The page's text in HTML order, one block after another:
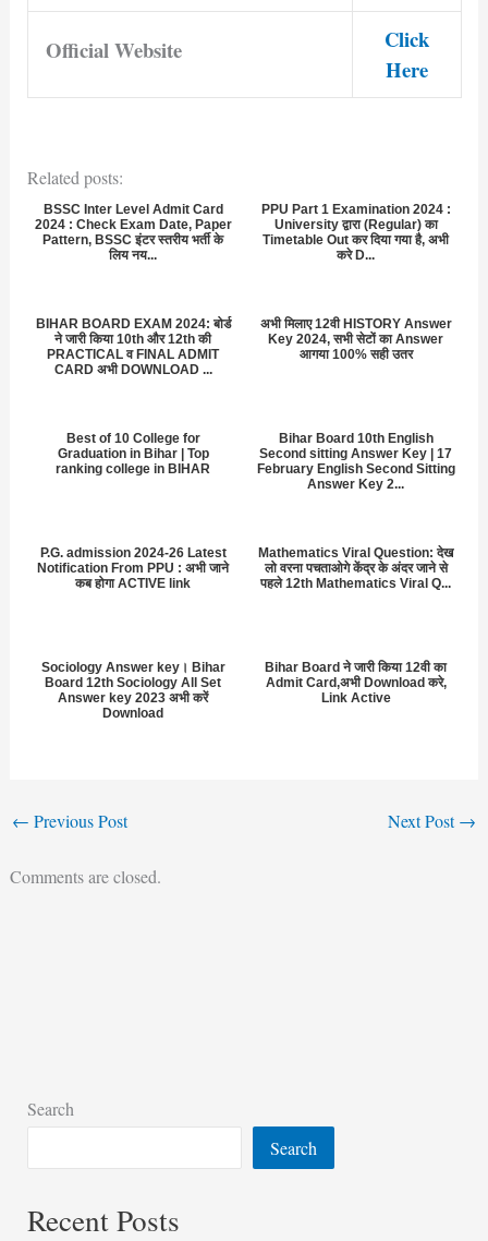
Official Website
Click
Here
Related posts:
BSSC Inter Level Admit Card
2024 : Check Exam Date, Paper
Pattern, BSSC इंटर स्तरीय भर्ती के
लिय नय...
PPU Part 1 Examination 2024 :
University द्वारा (Regular) का
Timetable Out कर दिया गया है, अभी
करे D...
BIHAR BOARD EXAM 2024: बोर्ड
ने जारी किया 10th और 12th की
PRACTICAL व FINAL ADMIT
CARD अभी DOWNLOAD ...
अभी मिलाए 12वी HISTORY Answer
Key 2024, सभी सेटों का Answer
आगया 100% सही उतर
Best of 10 College for
Graduation in Bihar | Top
ranking college in BIHAR
Bihar Board 10th English
Second sitting Answer Key | 17
February English Second Sitting
Answer Key 2...
P.G. admission 2024-26 Latest
Notification From PPU : अभी जाने
कब होगा ACTIVE link
Mathematics Viral Question: देख
लो वरना पचताओगे केंद्र के अंदर जाने से
पहले 12th Mathematics Viral Q...
Sociology Answer key। Bihar
Board 12th Sociology All Set
Answer key 2023 अभी करें
Download
Bihar Board ने जारी किया 12वी का
Admit Card,अभी Download करे,
Link Active
← Previous Post Next Post→
Comments are closed.
Search
Search
Recent Posts